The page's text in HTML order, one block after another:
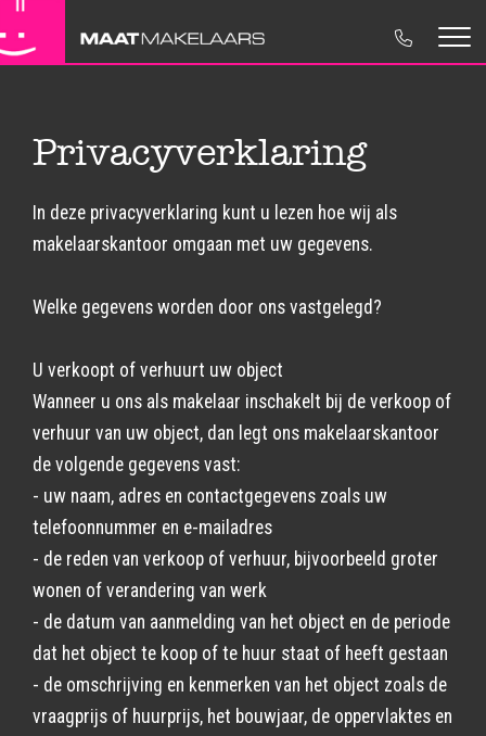
Privacyverklaring
In deze privacyverklaring kunt u lezen hoe wij als
makelaarskantoor omgaan met uw gegevens.
Welke gegevens worden door ons vastgelegd?
U verkoopt of verhuurt uw object
Wanneer u ons als makelaar inschakelt bij de verkoop of
verhuur van uw object, dan legt ons makelaarskantoor
de volgende gegevens vast:
- uw naam, adres en contactgegevens zoals uw
telefoonnummer en e-mailadres
- de reden van verkoop of verhuur, bijvoorbeeld groter
wonen of verandering van werk
- de datum van aanmelding van het object en de periode
dat het object te koop of te huur staat of heeft gestaan
- de omschrijving en kenmerken van het object zoals de
vraagprijs of huurprijs, het bouwjaar, de oppervlaktes en
Huurwoningen
Bedrijfsonroerendgoed
Verkocht
NVM Makelaar
Regionaal betrokken
Woning aankopen
Taxaties
Bedrijfsonroerendgoed
Move.nl
Privacyverklaring
Cookieverklaring